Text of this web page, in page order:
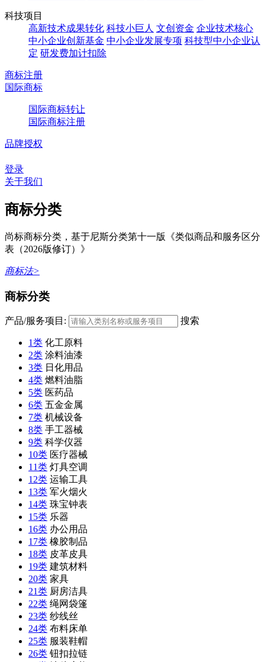
科技项目
高新技术成果转化 科技小巨人 文创资金 企业技术核心
中小企业创新基金 中小企业发展专项 科技型中小企业认
定 研发费加计扣除
商标注册
国际商标
国际商标转让
国际商标注册
品牌授权
登录
关于我们
商标分类
尚标商标分类，基于尼斯分类第十一版《类似商品和服务区分
表（2026版修订）》
商标法>
商标分类
产品/服务项目: 搜索
1类 化工原料
2类 涂料油漆
3类 日化用品
4类 燃料油脂
5类 医药品
6类 五金金属
7类 机械设备
8类 手工器械
9类 科学仪器
10类 医疗器械
11类 灯具空调
12类 运输工具
13类 军火烟火
14类 珠宝钟表
15类 乐器
16类 办公用品
17类 橡胶制品
18类 皮革皮具
19类 建筑材料
20类 家具
21类 厨房洁具
22类 绳网袋篷
23类 纱线丝
24类 布料床单
25类 服装鞋帽
26类 钮扣拉链